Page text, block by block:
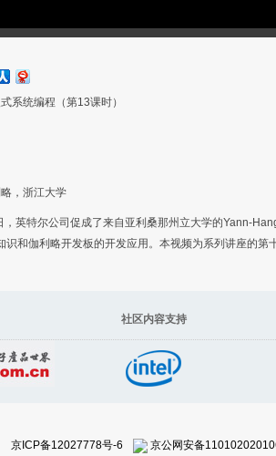
系统编程（第13课时）
，浙江大学
英特尔公司促成了来自亚利桑那州立大学的Yann-
识和伽利略开发板的开发应用。本视频为系列讲座的第
社区内容支持
京ICP备12027778号-6 京公网安备